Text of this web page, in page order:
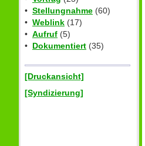
• Stellungnahme (60)
• Weblink (17)
• Aufruf (5)
• Dokumentiert (35)
[Druckansicht]
[Syndizierung]